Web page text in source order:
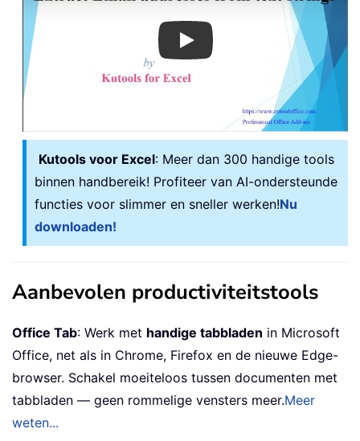
Play
Kutools voor Excel: Meer dan 300 handige tools
binnen handbereik! Profiteer van AI-ondersteunde
functies voor slimmer en sneller werken!Nu
downloaden!
Aanbevolen productiviteitstools
Office Tab: Werk met handige tabbladen in Microsoft
Office, net als in Chrome, Firefox en de nieuwe Edge-
browser. Schakel moeiteloos tussen documenten met
tabbladen — geen rommelige vensters meer.Meer
weten...